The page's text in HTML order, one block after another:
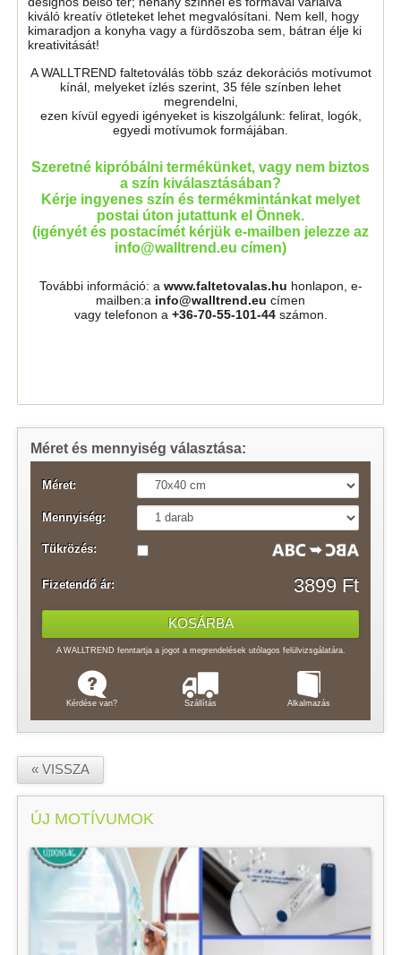
kiváló kreatív ötleteket lehet megvalósítani. Nem kell, hogy
kimaradjon a konyha vagy a fürdõszoba sem, bátran élje ki
kreativitását!
A WALLTREND faltetoválás több száz dekorációs motívumot
kínál, melyeket ízlés szerint, 35 féle színben lehet
megrendelni,
ezen kívül egyedi igényeket is kiszolgálunk: felirat, logók,
egyedi motívumok formájában.
Szeretné kipróbálni termékünket, vagy nem biztos
a szín kiválasztásában?
Kérje ingyenes szín és termékmintánkat melyet
postai úton jutattunk el Önnek.
(igényét és postacímét kérjük e-mailben jelezze az
info@walltrend.eu címen)
További információ: a www.faltetovalas.hu honlapon, e-
mailben:a info@walltrend.eu címen
vagy telefonon a +36-70-55-101-44 számon.
Méret és mennyiség választása:
Méret:
Mennyiség:
Tükrözés:
Fizetendő ár: 3899 Ft
A WALLTREND fenntartja a jogot a megrendelések utólagos felülvizsgálatára.
Kérdése van? Szállítás Alkalmazás
« VISSZA
ÚJ MOTÍVUMOK